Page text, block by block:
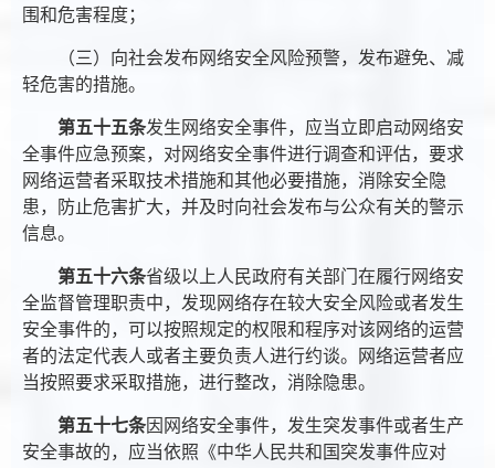
围和危害程度；
（三）向社会发布网络安全风险预警，发布避免、减
轻危害的措施。
第五十五条发生网络安全事件，应当立即启动网络安
全事件应急预案，对网络安全事件进行调查和评估，要求
网络运营者采取技术措施和其他必要措施，消除安全隐
患，防止危害扩大，并及时向社会发布与公众有关的警示
信息。
第五十六条省级以上人民政府有关部门在履行网络安
全监督管理职责中，发现网络存在较大安全风险或者发生
安全事件的，可以按照规定的权限和程序对该网络的运营
者的法定代表人或者主要负责人进行约谈。网络运营者应
当按照要求采取措施，进行整改，消除隐患。
第五十七条因网络安全事件，发生突发事件或者生产
安全事故的，应当依照《中华人民共和国突发事件应对